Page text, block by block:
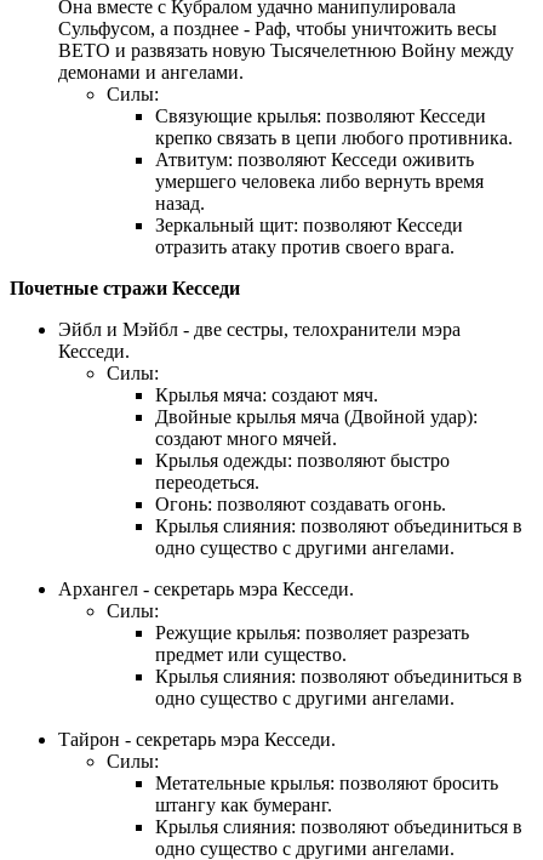
Она вместе с Кубралом удачно манипулировала
Сульфусом, а позднее - Раф, чтобы уничтожить весы
ВЕТО и развязать новую Тысячелетнюю Войну между
демонами и ангелами.
Силы:
Связующие крылья: позволяют Кесседи
крепко связать в цепи любого противника.
Атвитум: позволяют Кесседи оживить
умершего человека либо вернуть время
назад.
Зеркальный щит: позволяют Кесседи
отразить атаку против своего врага.
Почетные стражи Кесседи
Эйбл и Мэйбл - две сестры, телохранители мэра
Кесседи.
Силы:
Крылья мяча: создают мяч.
Двойные крылья мяча (Двойной удар):
создают много мячей.
Крылья одежды: позволяют быстро
переодеться.
Огонь: позволяют создавать огонь.
Крылья слияния: позволяют объединиться в
одно существо с другими ангелами.
Архангел - секретарь мэра Кесседи.
Силы:
Режущие крылья: позволяет разрезать
предмет или существо.
Крылья слияния: позволяют объединиться в
одно существо с другими ангелами.
Тайрон - секретарь мэра Кесседи.
Силы:
Метательные крылья: позволяют бросить
штангу как бумеранг.
Крылья слияния: позволяют объединиться в
одно существо с другими ангелами.